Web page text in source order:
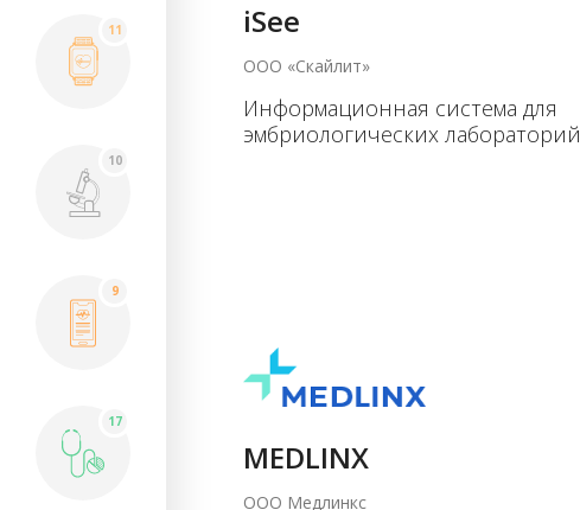
11
10
9
17
iSee
ООО «Скайлит»
Информационная система для
эмбриологических лабораторий
MEDLINX
ООО Медлинкс